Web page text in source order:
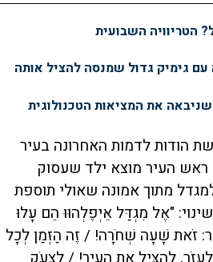
הטריוויה השבועית
עם גימיק גדול שמנסה להציל אותה
את המציאות הטכנולוגית
הודות לדמות האחרונה בעיר
העיר מוצא ילד שעסוק
מתוך אמונה שאולי תוספת
"אֶל מִגְדַּל אֵיְפֶלְהוּוּ הֵם עָלוּ
זֹאת שָׁעָה שְׁחֹרָה! / זֶה הַזְּמַן לְכָל